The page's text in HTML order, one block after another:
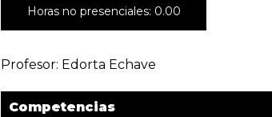
Horas no presenciales: 0.00
Profesor: Edorta Echave
Competencias